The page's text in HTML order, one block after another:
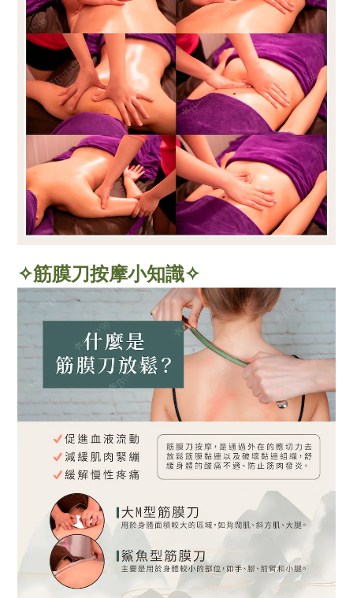
✧筋膜刀按摩小知識✧